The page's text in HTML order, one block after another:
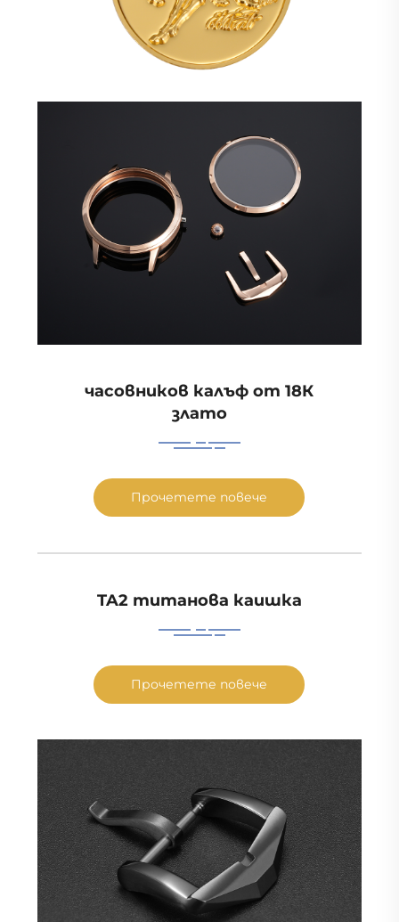
часовников калъф от 18К
злато
Прочетете повече
TA2 титанова каишка
Прочетете повече